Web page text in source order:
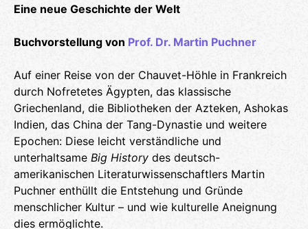
Eine neue Geschichte der Welt
Buchvorstellung von Prof. Dr. Martin Puchner
Auf einer Reise von der Chauvet-Höhle in Frankreich
durch Nofretetes Ägypten, das klassische
Griechenland, die Bibliotheken der Azteken, Ashokas
Indien, das China der Tang-Dynastie und weitere
Epochen: Diese leicht verständliche und
unterhaltsame Big History des deutsch-
amerikanischen Literaturwissenschaftlers Martin
Puchner enthüllt die Entstehung und Gründe
menschlicher Kultur – und wie kulturelle Aneignung
dies ermöglichte.